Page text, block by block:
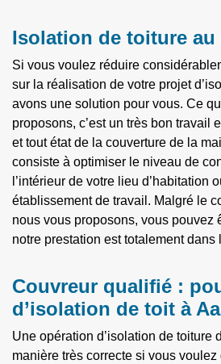
Isolation de toiture
Si vous voulez réduire
sur la réalisation de votre projet
avons une solution pour vous. Ce
proposons, c’est un très bon travail
et tout état de la couverture de la
consiste à optimiser le niveau de
l’intérieur de votre lieu d’habitation
établissement de travail. Malgré le
nous vous proposons, vous pouvez
notre prestation est totalement dans
Couvreur qualifié :
d’isolation de toit à
Une opération d’isolation de toiture
manière très correcte si vous voulez